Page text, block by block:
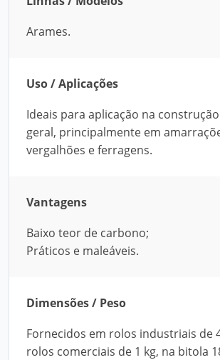
Arames.
Uso / Aplicações
Ideais para aplicação na
geral, principalmente em
vergalhões e ferragens.
Vantagens
Baixo teor de carbono;
Práticos e maleáveis.
Dimensões / Peso
Fornecidos em rolos industriais de
rolos comerciais de 1 kg, na bitola